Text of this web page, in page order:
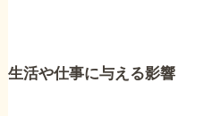
生活や仕事に与える影響